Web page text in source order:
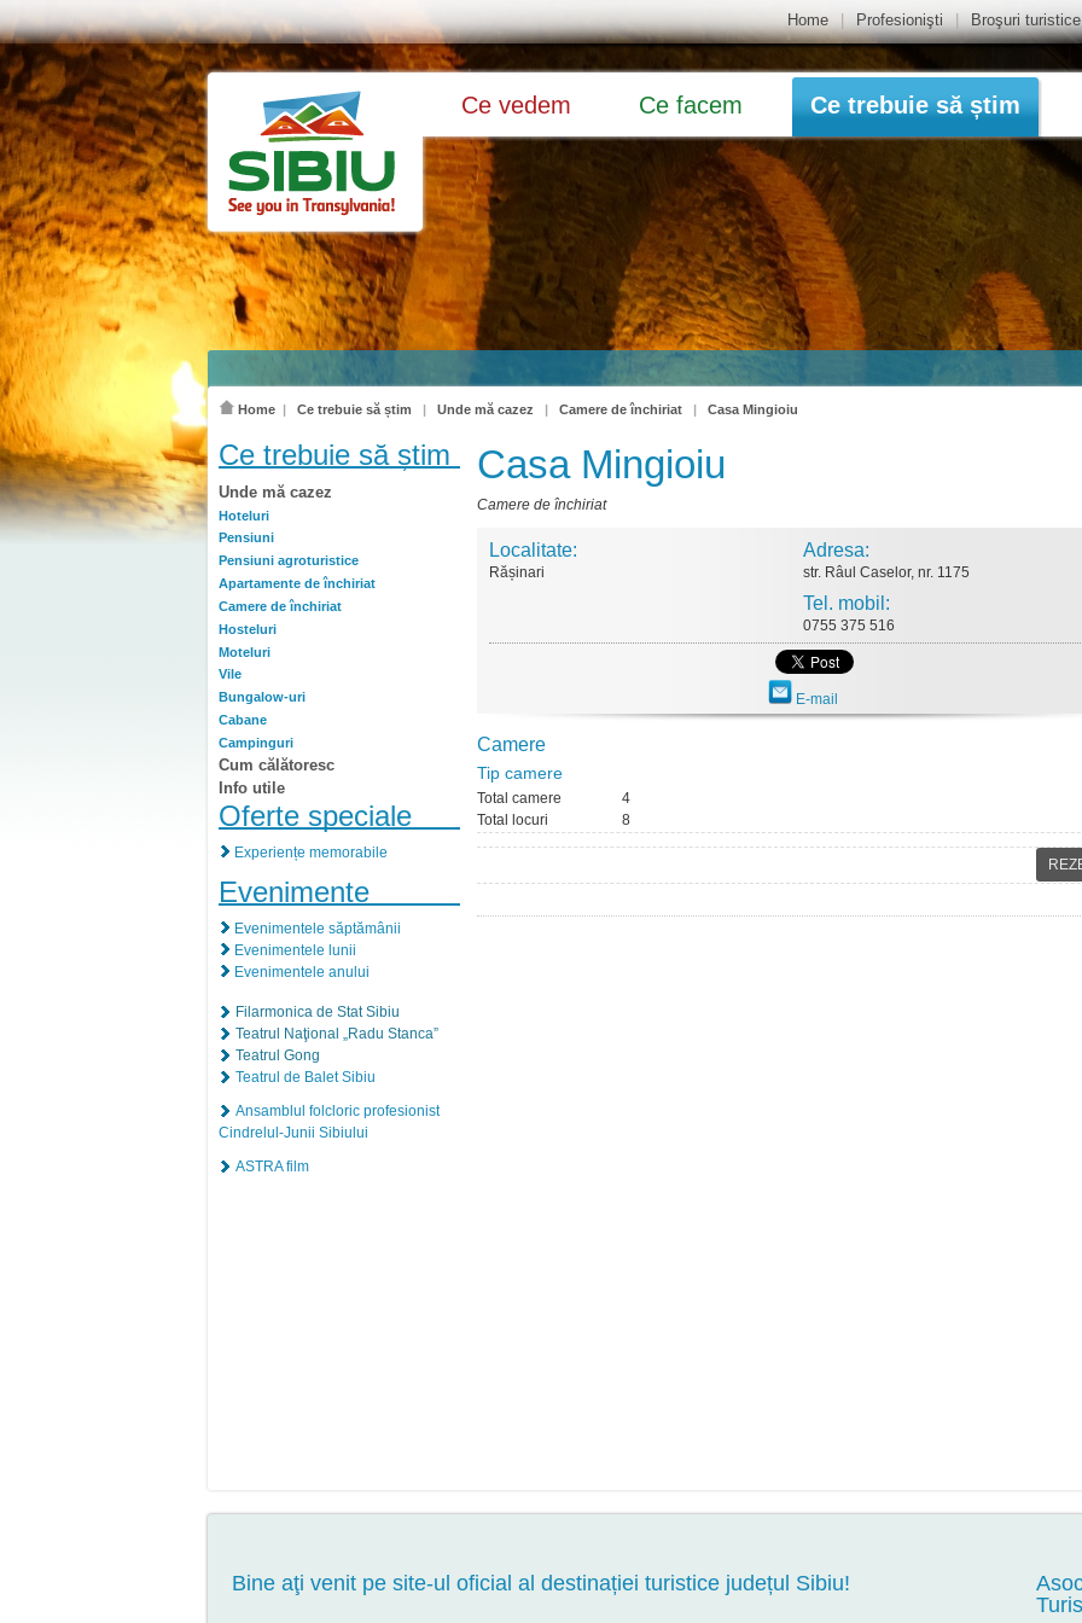
Home Profesionişti | Broşuri turistice
Ce vedem Ce facem Ce trebuie să știm
Home | Ce trebuie să știm | Unde mă cazez | Camere de închiriat | Casa Mingioiu
Ce trebuie să știm
Unde mă cazez
Hoteluri
Pensiuni
Pensiuni agroturistice
Apartamente de închiriat
Camere de închiriat
Hosteluri
Moteluri
Vile
Bungalow-uri
Cabane
Campinguri
Cum călătoresc
Info utile
Oferte speciale
Experiențe memorabile
Evenimente
Evenimentele săptămânii
Evenimentele lunii
Evenimentele anului
Filarmonica de Stat Sibiu
Teatrul Naţional „Radu Stanca”
Teatrul Gong
Teatrul de Balet Sibiu
Ansamblul folcloric profesionist
Cindrelul-Junii Sibiului
ASTRA film
Casa Mingioiu
Camere de închiriat
Localitate:
Rășinari
Adresa:
str. Râul Caselor, nr. 1175
Tel. mobil:
0755 375 516
E-mail
Camere
Tip camere
Total camere
4
Total locuri
8
Bine aţi venit pe site-ul oficial al destinației turistice județul Sibiu!